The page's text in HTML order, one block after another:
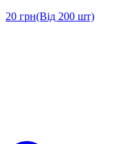
20 грн(Від 200 шт)